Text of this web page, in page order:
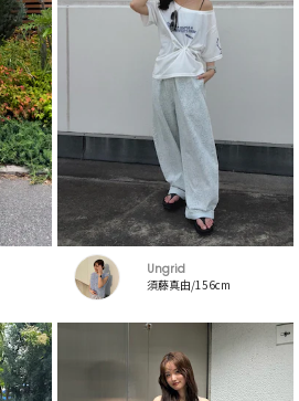
Ungrid
須藤真由/156cm